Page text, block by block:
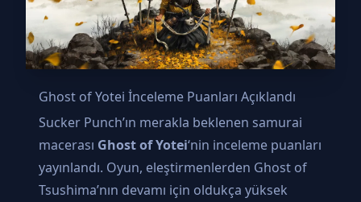
Ghost of Yotei İnceleme Puanları Açıklandı
Sucker Punch’ın merakla beklenen samurai
macerası Ghost of Yotei‘nin inceleme puanları
yayınlandı. Oyun, eleştirmenlerden Ghost of
Tsushima’nın devamı için oldukça yüksek